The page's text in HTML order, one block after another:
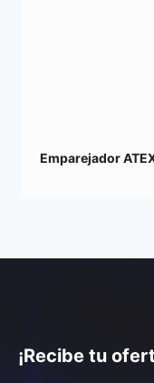
Emparejador
¡Recibe tu